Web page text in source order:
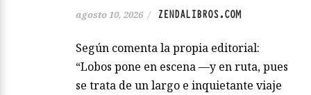
agosto 10, 2026 / ZENDALIBROS.COM
Según comenta la propia editorial:
“Lobos pone en escena —y en ruta, pues
se trata de un largo e inquietante viaje